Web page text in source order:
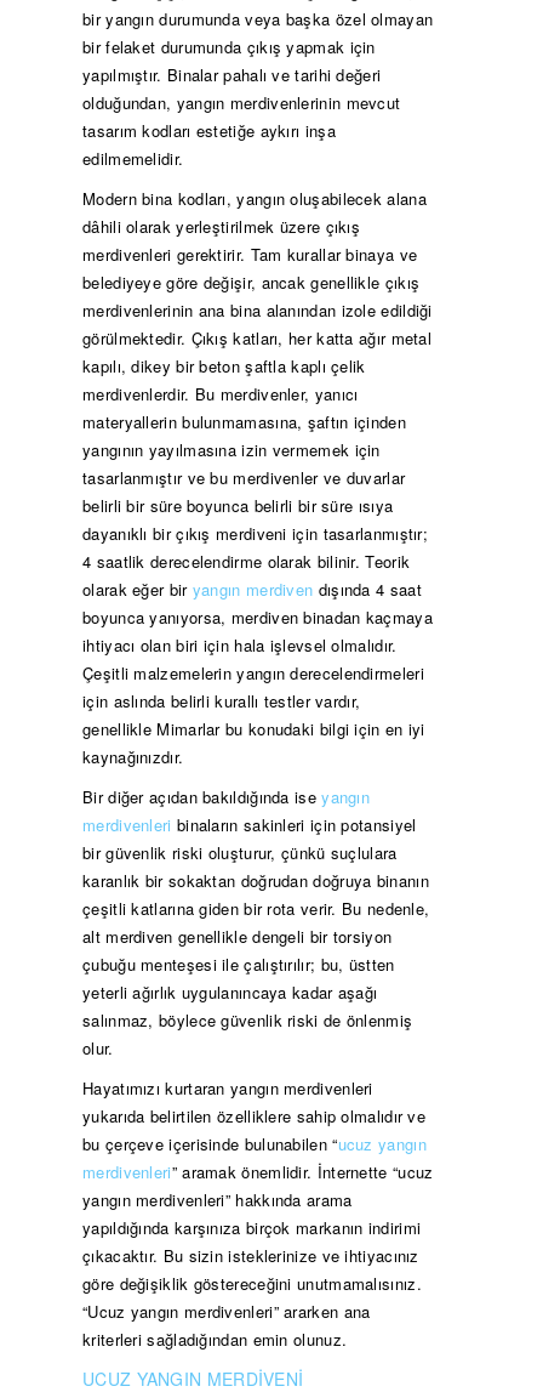
bir yangın durumunda veya başka özel olmayan
bir felaket durumunda çıkış yapmak için
yapılmıştır. Binalar pahalı ve tarihi değeri
olduğundan, yangın merdivenlerinin mevcut
tasarım kodları estetiğe aykırı inşa
edilmemelidir.
Modern bina kodları, yangın oluşabilecek alana
dâhili olarak yerleştirilmek üzere çıkış
merdivenleri gerektirir. Tam kurallar binaya ve
belediyeye göre değişir, ancak genellikle çıkış
merdivenlerinin ana bina alanından izole edildiği
görülmektedir. Çıkış katları, her katta ağır metal
kapılı, dikey bir beton şaftla kaplı çelik
merdivenlerdir. Bu merdivenler, yanıcı
materyallerin bulunmamasına, şaftın içinden
yangının yayılmasına izin vermemek için
tasarlanmıştır ve bu merdivenler ve duvarlar
belirli bir süre boyunca belirli bir süre ısıya
dayanıklı bir çıkış merdiveni için tasarlanmıştır;
4 saatlik derecelendirme olarak bilinir. Teorik
olarak eğer bir yangın merdiven dışında 4 saat
boyunca yanıyorsa, merdiven binadan kaçmaya
ihtiyacı olan biri için hala işlevsel olmalıdır.
Çeşitli malzemelerin yangın derecelendirmeleri
için aslında belirli kurallı testler vardır,
genellikle Mimarlar bu konudaki bilgi için en iyi
kaynağınızdır.
Bir diğer açıdan bakıldığında iseyangın
merdivenleri binaların sakinleri için potansiyel
bir güvenlik riski oluşturur, çünkü suçlulara
karanlık bir sokaktan doğrudan doğruya binanın
çeşitli katlarına giden bir rota verir. Bu nedenle,
alt merdiven genellikle dengeli bir torsiyon
çubuğu menteşesi ile çalıştırılır; bu, üstten
yeterli ağırlık uygulanıncaya kadar aşağı
salınmaz, böylece güvenlik riski de önlenmiş
olur.
Hayatımızı kurtaran yangın merdivenleri
yukarıda belirtilen özelliklere sahip olmalıdır ve
bu çerçeve içerisinde bulunabilen “ucuz yangın
merdivenleri” aramak önemlidir. İnternette “ucuz
yangın merdivenleri” hakkında arama
yapıldığında karşınıza birçok markanın indirimi
çıkacaktır. Bu sizin isteklerinize ve ihtiyacınız
göre değişiklik göstereceğini unutmamalısınız.
“Ucuz yangın merdivenleri” ararken ana
kriterleri sağladığından emin olunuz.
UCUZ YANGIN MERDİVENİ